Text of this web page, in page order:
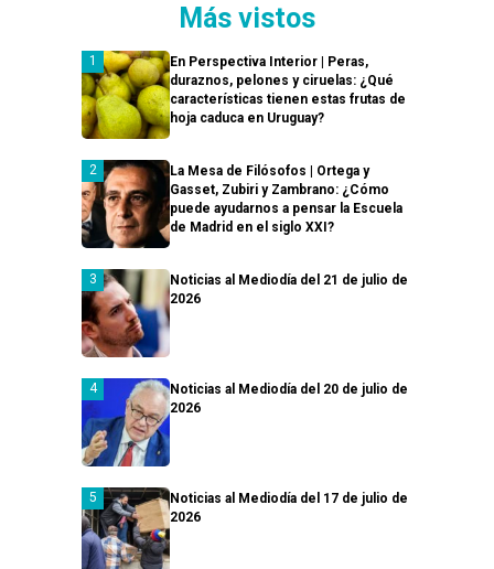
Más vistos
En Perspectiva Interior | Peras,
duraznos, pelones y ciruelas: ¿Qué
características tienen estas frutas de
hoja caduca en Uruguay?
La Mesa de Filósofos | Ortega y
Gasset, Zubiri y Zambrano: ¿Cómo
puede ayudarnos a pensar la Escuela
de Madrid en el siglo XXI?
Noticias al Mediodía del 21 de julio de
2026
Noticias al Mediodía del 20 de julio de
2026
Noticias al Mediodía del 17 de julio de
2026